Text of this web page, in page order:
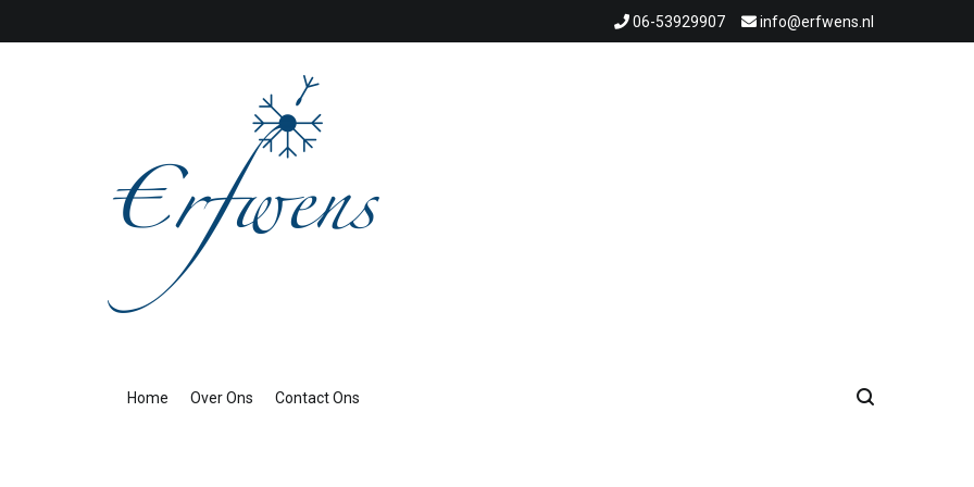
06-53929907 info@erfwens.nl
Home
Over Ons Contact Ons